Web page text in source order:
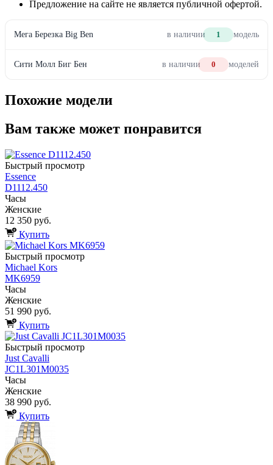
Предложение на сайте не является публичной офертой.
Мега Березка Big Ben в наличии 1 модель
Сити Молл Биг Бен в наличии 0 моделей
Похожие модели
Вам также может понравится
Быстрый просмотр
Essence
D1112.450
Часы
Женские
12 350 руб.
Купить
Быстрый просмотр
Michael Kors
MK6959
Часы
Женские
51 990 руб.
Купить
Быстрый просмотр
Just Cavalli
JC1L301M0035
Часы
Женские
38 990 руб.
Купить